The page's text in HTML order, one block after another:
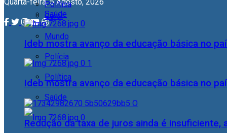
Geral
Mundo
Polícia
Política
Saúde
Política
Saúde
Ideb mostra avanço da educação básica no
Ideb mostra avanço da educação básica no
Redução da taxa de juros ainda é insuficiente,